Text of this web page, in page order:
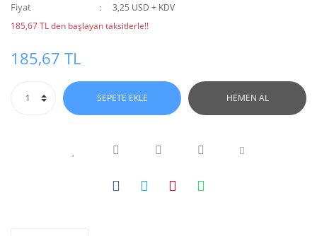
Fiyat
3,25 USD + KDV
185,67 TL den başlayan taksitlerle!!
185,67 TL
SEPETE EKLE HEMEN AL